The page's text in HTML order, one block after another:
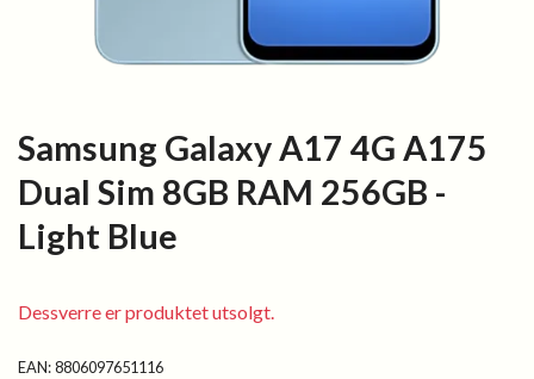
Samsung Galaxy A17 4G A175
Dual Sim 8GB RAM 256GB -
Light Blue
Dessverre er produktet utsolgt.
EAN:8806097651116